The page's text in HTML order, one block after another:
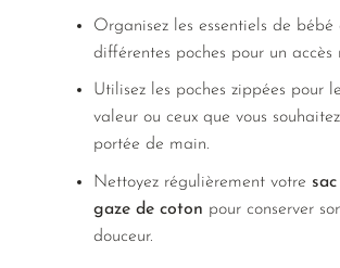
Organisez les essentiels de bébé
différentes poches pour un accès
Utilisez les poches zippées pour
valeur ou ceux que vous
portée de main.
Nettoyez régulièrement votre
gaze de coton pour conserver
douceur.